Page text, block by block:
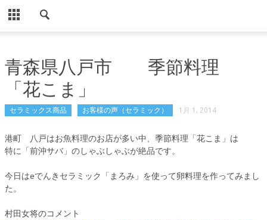
ノンドライ商品
導入事例（ノンドライ）
Eでんき住宅・事業所用
使用事例
青森県八戸市 季節料理
「花こま」
セラミックス商品 お客様の声（セラミック） 1月 1, 2014
港町 八戸はお魚料理のお店が多い中、季節料理「花こま」は
特に「前沖サバ」のしゃぶしゃぶが絶品です。
今日はeでんきセラミック「まろみ」を使って卵料理を作ってみまし
た。
村田女将のコメント